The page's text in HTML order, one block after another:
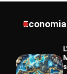
Economia